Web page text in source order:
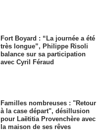
Fort Boyard : “La journée a été
très longue”, Philippe Risoli
balance sur sa participation
avec Cyril Féraud
Familles nombreuses : "Retour
à la case départ", désillusion
pour Laëtitia Provenchère avec
la maison de ses rêves